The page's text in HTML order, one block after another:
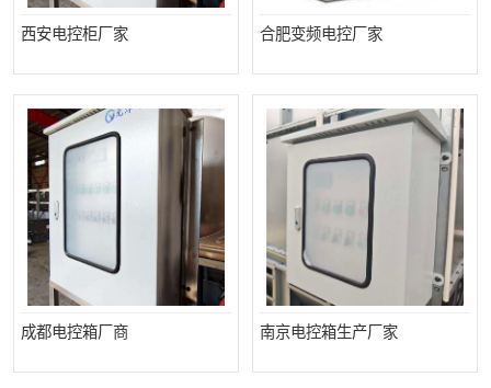
西安电控柜厂家 合肥变频电控厂家
成都电控箱厂商 南京电控箱生产厂家